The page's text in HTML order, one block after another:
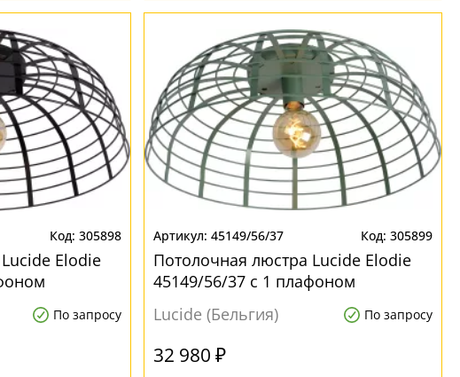
305898
Elodie
По запросу
45149/56/37 305899
Потолочная люстра Lucide Elodie
45149/56/37 с 1 плафоном
Lucide (Бельгия)
По запросу
32 980 ₽